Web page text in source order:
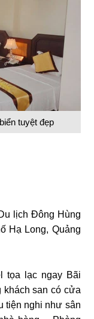
tuyệt đẹp
lịch Đông Hùng
Hạ Long, Quảng
tọa lạc ngay Bãi
khách san có cửa
tiện nghi như sân